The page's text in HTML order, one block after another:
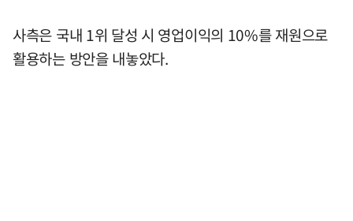
사측은 국내 1위 달성 시 영업이익의 10%를 재원으로
활용하는 방안을 내놓았다.